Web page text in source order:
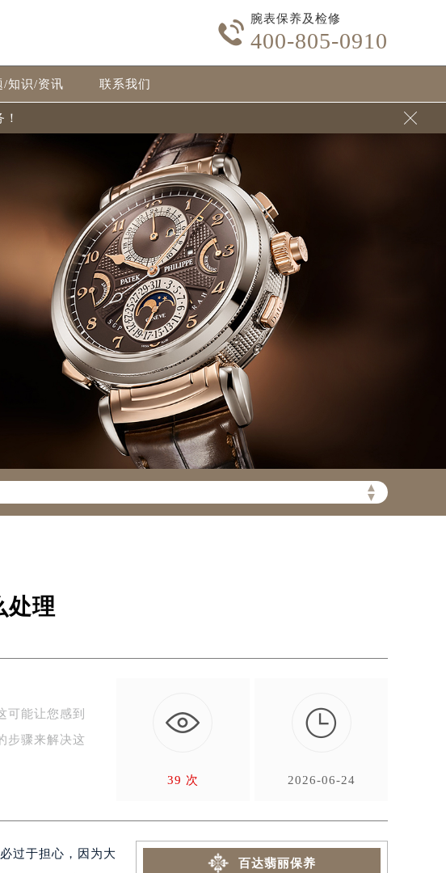

腕表保养及检修
400-805-0910
/知识/资讯 联系我们

▲
▼
部区域（非大陆需加拨“+86”）
前预约）
处理
可能让您感到
步骤来解决这
39 次

2026-06-24
过于担心，因为大
百达翡丽保养